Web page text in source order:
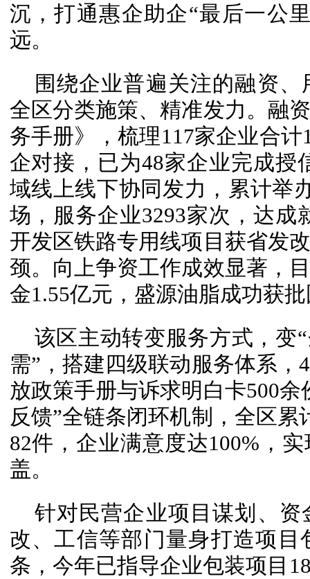
沉，打通惠企助企“最后一公
远。
围绕企业普遍关注的融资
全区分类施策、精准发力。融
务手册》，梳理117家企业合
企对接，已为48家企业完成授
域线上线下协同发力，累计举
场，服务企业3293家次，达成
开发区铁路专用线项目获省发
颈。向上争资工作成效显著，
金1.55亿元，盛源油脂成功获
该区主动转变服务方式，变
需”，搭建四级联动服务体系
放政策手册与诉求明白卡500
反馈”全链条闭环机制，全区
82件，企业满意度达100%，
盖。
针对民营企业项目谋划、
改、工信等部门量身打造项
条，今年已指导企业包装项目